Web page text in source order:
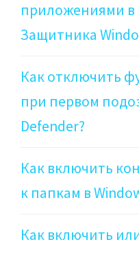
приложениями в
Защитника
Как отключить
при первом
Defender?
Как включить
к папкам в
Как включить